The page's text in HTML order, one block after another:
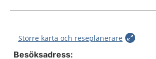
Större karta och reseplanerare
Besöksadress: